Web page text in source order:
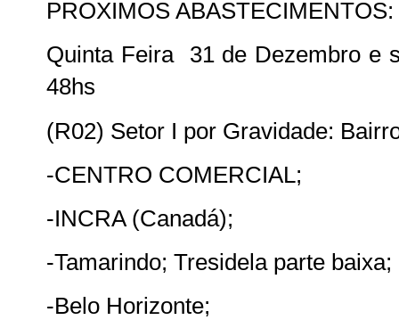
PROXIMOS ABASTECIMENTOS:
Quinta Feira 31 de Dezembro e
48hs
(R02) Setor I por Gravidade:
-CENTRO COMERCIAL;
-INCRA (Canadá);
-Tamarindo; Tresidela parte baixa;
-Belo Horizonte;